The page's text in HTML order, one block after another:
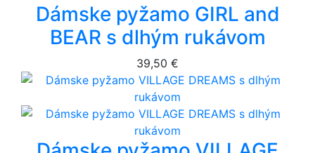
Dámske pyžamo GIRL and
BEAR s dlhým rukávom
39,50 €